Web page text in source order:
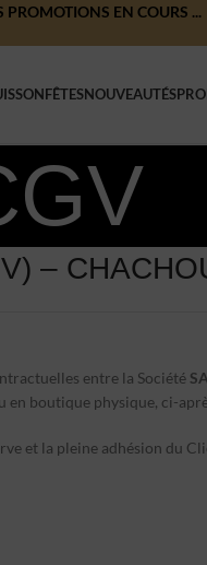
PROMOTIONS EN COURS ...
FÊTESNOUVEAUTÉS
–
entre la Société
en boutique physique, ci-
et la pleine adhésion du